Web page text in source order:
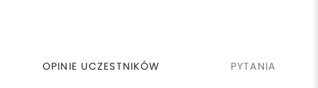
OPINIE UCZESTNIKÓW PYTANIA